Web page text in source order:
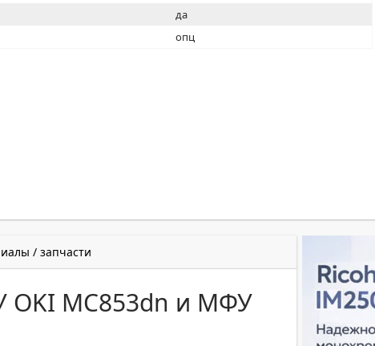
да
опц
/ запчасти
OKI MC853dn и МФУ